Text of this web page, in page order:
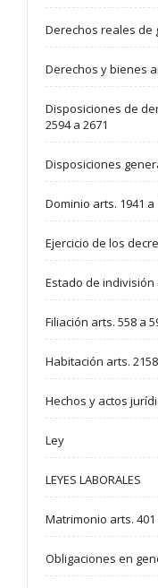
Derechos reales de
Derechos y bienes
Disposiciones de
2594 a 2671
Disposiciones
Dominio arts. 1941 a
Ejercicio de los
Estado de indivisión
Filiación arts. 558 a
Habitación arts.
Hechos y actos
Ley
LEYES LABORALES
Matrimonio arts. 401
Obligaciones en